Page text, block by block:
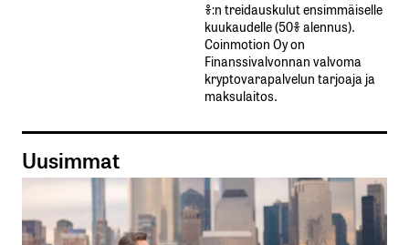
%:n treidauskulut​ ​ensimmäiselle​ ​
kuukaudelle​ ​(50%​ ​alennus).
Coinmotion Oy on
Finanssivalvonnan valvoma
kryptovarapalvelun tarjoaja ja
maksulaitos.
Uusimmat